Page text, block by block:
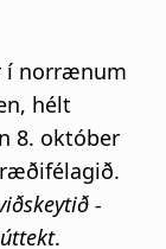
í norrænum
hélt
8. október
-
.